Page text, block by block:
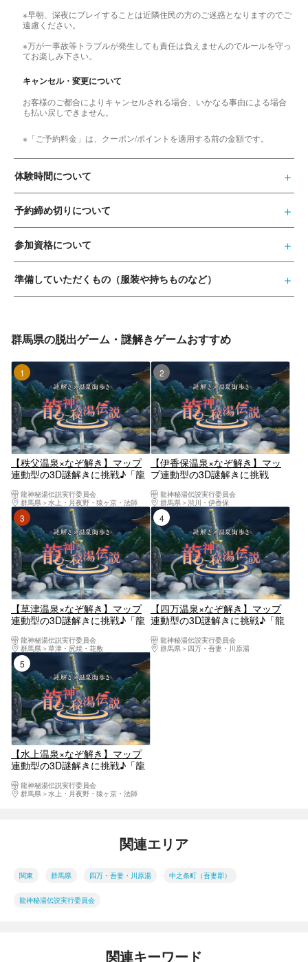
※早朝、深夜にプレイすることは近隣住民の方のご迷惑となりますのでご
遠慮ください。
※万が一事故等トラブルが発生しても責任は負えませんのでルールを守っ
てお楽しみ下さい。
キャンセル・変更について
お客様のご都合によりキャンセルされる場合、いかなる事由による場合
も払い戻しできません。
※「ご予約料金」は、クーポン/ポイントを適用する前の金額です。
体験時間について
予約締め切りについて
参加資格について
準備していただくもの（服装や持ちものなど）
群馬県の脱出ゲーム・謎解きゲームおすすめ
【秩父温泉×なぞ解き】マップ
連動型の3D謎解きに挑戦♪「龍
龍神秘湯伝説実行委員会
群馬県
水上・月夜野・猿ヶ京・法師
【伊香保温泉×なぞ解き】マッ
プ連動型の3D謎解きに挑戦
龍神秘湯伝説実行委員会
群馬県
渋川・伊香保
【草津温泉×なぞ解き】マップ
連動型の3D謎解きに挑戦♪「龍
龍神秘湯伝説実行委員会
群馬県
草津・尻焼・花敷
【四万温泉×なぞ解き】マップ
連動型の3D謎解きに挑戦♪「龍
龍神秘湯伝説実行委員会
群馬県
四万・吾妻・川原湯
【水上温泉×なぞ解き】マップ
連動型の3D謎解きに挑戦♪「龍
龍神秘湯伝説実行委員会
群馬県
水上・月夜野・猿ヶ京・法師
関連エリア
関東 群馬県 四万・吾妻・川原湯 中之条町（吾妻郡）
龍神秘湯伝説実行委員会
関連キーワード